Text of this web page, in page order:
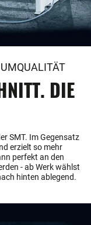
DIE
SMT. Im Gegensatz
erzielt so mehr
perfekt an den
- ab Werk wählst
hinten ablegend.